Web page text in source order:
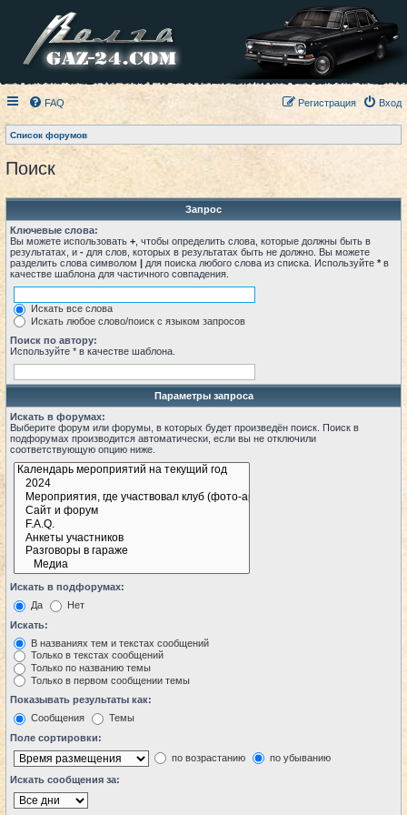
FAQ Вход
Регистрация
Список форумов
Поиск
Запрос
Ключевые слова:
Вы можете использовать + , чтобы определить слова, которые должны быть в
результатах, и - для слов, которых в результатах быть не должно. Вы можете
разделить слова символом | для поиска любого слова из списка. Используйте * в
качестве шаблона для частичного совпадения.
Искать все слова
Искать любое слово/поиск с языком запросов
Поиск по автору:
Используйте * в качестве шаблона.
Параметры запроса
Искать в форумах:
Выберите форум или форумы, в которых будет произведён поиск. Поиск в
подфорумах производится автоматически, если вы не отключили
соответствующую опцию ниже.
Искать в подфорумах:
Да
Нет
Искать:
В названиях тем и текстах сообщений
Только в текстах сообщений
Только по названию темы
Только в первом сообщении темы
Показывать результаты как:
Сообщения
Темы
Поле сортировки:
по возрастанию
по убыванию
Искать сообщения за: